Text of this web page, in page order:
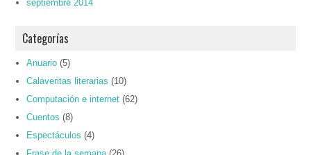
septiembre 2014
Categorías
Anuario (5)
Calaveritas literarias (10)
Computación e internet (62)
Cuentos (8)
Espectáculos (4)